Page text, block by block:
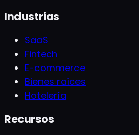
Industrias
SaaS
Fintech
E-commerce
Bienes raíces
Hotelería
Recursos